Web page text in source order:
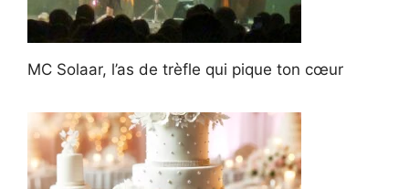
MC Solaar, l’as de trèfle qui pique ton cœur